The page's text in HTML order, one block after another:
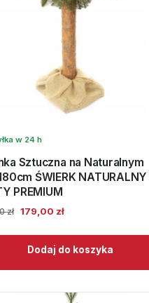
w 24 h
Sztuczna na Naturalnym
ŚWIERK NATURALNY
PREMIUM
zł
Pierwotna
wynosiła:
229,00 zł.
179,00 złAktualna
wynosi:
179,00 zł.
Dodaj do koszyka